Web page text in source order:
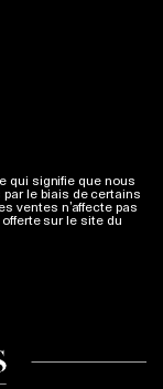
qui signifie que nous
le biais de certains
ventes n’affecte pas
sur le site du